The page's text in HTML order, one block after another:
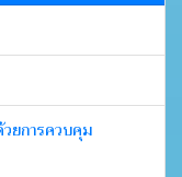
ยการควบคุม